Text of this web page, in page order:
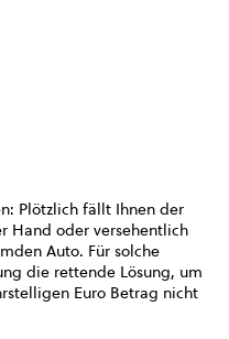
Plötzlich fällt Ihnen der
Hand oder versehentlich
Auto. Für solche
die rettende Lösung, um
Euro Betrag nicht